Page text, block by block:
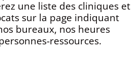
une liste des cliniques et
sur la page indiquant
bureaux, nos heures
ressources.